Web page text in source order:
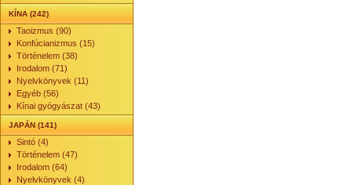
KÍNA (242)
Taoizmus (90)
Konfúcianizmus (15)
Történelem (38)
Irodalom (71)
Nyelvkönyvek (11)
Egyéb (56)
Kínai gyógyászat (43)
JAPÁN (141)
Sintó (4)
Történelem (47)
Irodalom (64)
Nyelvkönyvek (4)